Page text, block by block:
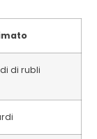
di rubli